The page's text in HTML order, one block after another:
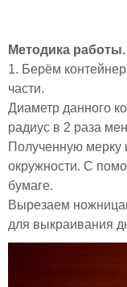
Методика работы.
1. Берём
части.
Диаметр данного
радиус в 2 раза
Полученную мерку
окружности. С
бумаге.
Вырезаем
для выкраивания